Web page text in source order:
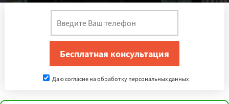
Даю согласие на обработку персональных данных